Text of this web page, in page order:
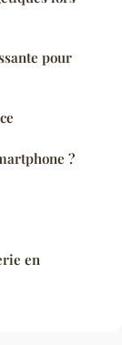
pour
?
en